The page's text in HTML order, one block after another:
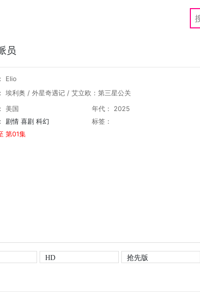
员
Elio
埃利奥 / 外星奇遇记 / 艾立欧：第三星公关
美国
年代： 2025
剧情 喜剧 科幻
标签：
第01集
HD
抢先版